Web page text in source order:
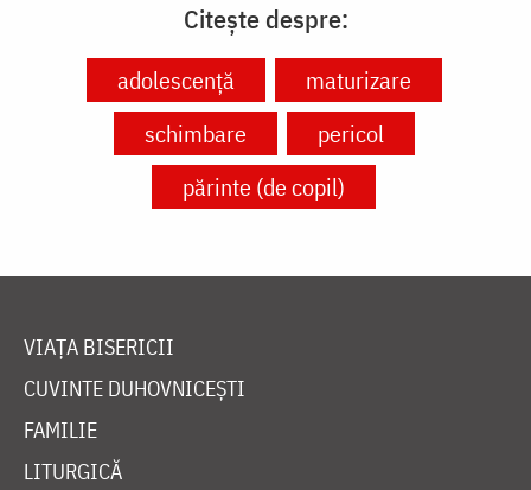
Citește despre:
adolescență
maturizare
schimbare
pericol
părinte (de copil)
VIAȚA BISERICII
CUVINTE DUHOVNICEȘTI
FAMILIE
LITURGICĂ